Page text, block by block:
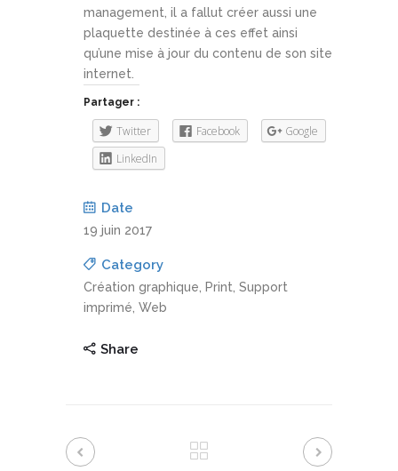
management, il a fallut créer aussi une
plaquette destinée à ces effet ainsi
qu’une mise à jour du contenu de son site
internet.
Partager :
Twitter Facebook
Google
LinkedIn
Date
19 juin 2017
Category
Création graphique, Print, Support
imprimé, Web
Share